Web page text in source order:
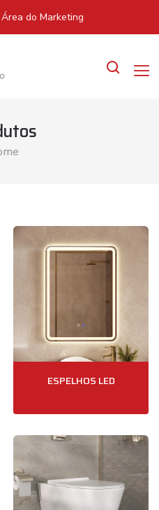
Área do Marketing
ESPELHOS LED